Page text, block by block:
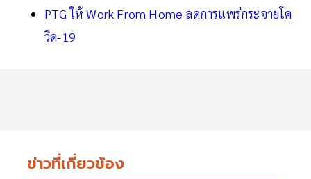
PTG ให้ Work From Home ลดการแพร่กระจายโค
วิด-19
ข่าวที่เกี่ยวข้อง